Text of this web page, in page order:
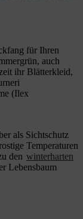
für Ihren
auch
ihr Blätterkleid,
(Ilex
als Sichtschutz
Temperaturen
den winterharten
Lebensbaum